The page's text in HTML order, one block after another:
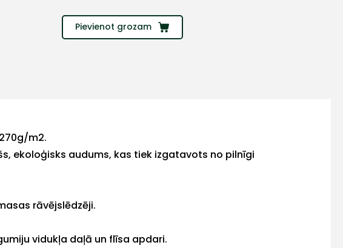
Pievienot grozam
m2.
ekoloģisks audums, kas tiek izgatavots no pilnīgi
rāvējslēdzēji.
vidukļa daļā un flīsa apdari.